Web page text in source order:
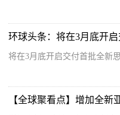
将在3月底开启交付首批全新